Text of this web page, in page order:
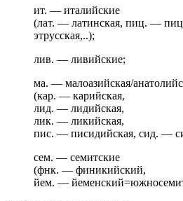
ит. — италийские
(лат. — латинская, пиц. —
этрусская,..);
лив. — ливийские;
ма. — малоазийская/
(кар. — карийская,
лид. — лидийская,
лик. — ликийская,
пис. — писидийская, сид. —
сем. — семитские
(фнк. — финикийский,
йем. —